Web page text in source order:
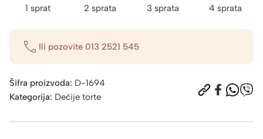
1 sprat 2 sprata 3 sprata 4 sprata
Ili pozovite 013 2521 545
Šifra proizvoda: D-1694
Kategorija: Dečije torte